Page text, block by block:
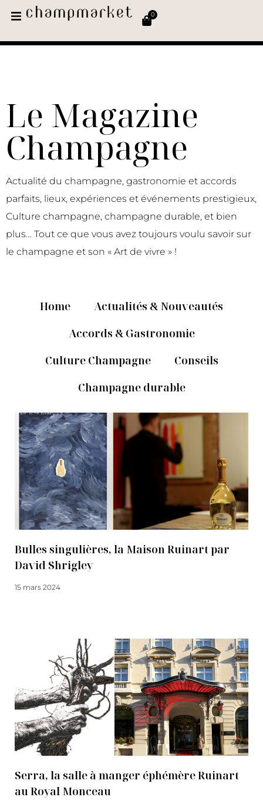
0
Le Magazine
Champagne
Actualité du champagne, gastronomie et accords
parfaits, lieux, expériences et événements prestigieux,
Culture champagne, champagne durable, et bien
plus… Tout ce que vous avez toujours voulu savoir sur
le champagne et son « Art de vivre » !
Home
Actualités & Nouveautés
Accords & Gastronomie
Culture Champagne
Conseils
Champagne durable
Bulles singulières, la Maison Ruinart par
David Shrigley
15 mars 2024
Serra, la salle à manger éphémère Ruinart
au Royal Monceau